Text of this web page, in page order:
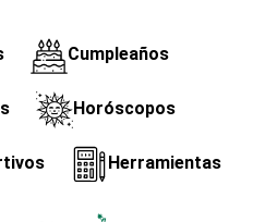
Cumpleaños
Horóscopos
Herramientas